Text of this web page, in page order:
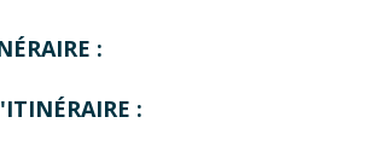
descend. 4• Traverser le
et prendre à gauche le
Graviolle
:
: